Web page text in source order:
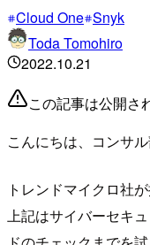
Cloud One Snyk
Toda Tomohiro
2022.10.21
この記事は公開さ
こんにちは、コンサ
トレンドマイクロ社
上記はサイバーセキ